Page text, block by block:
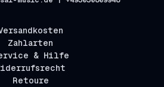
Zahlarten
& Hilfe
Retoure